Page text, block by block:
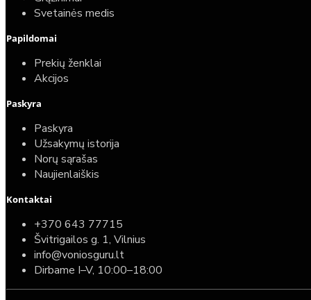
Svetainės medis
Papildomai
Prekių ženklai
Akcijos
Paskyra
Paskyra
Užsakymų istorija
Norų sąrašas
Naujienlaiškis
Kontaktai
+370 643 77715
Švitrigailos g. 1, Vilnius
info@voniosguru.lt
Dirbame I–V, 10:00–18:00